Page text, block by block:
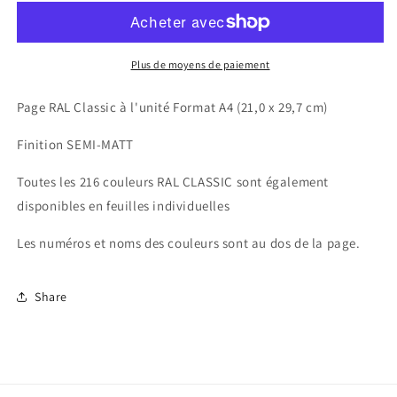
à
A4
page
à
l&#39;unité
A4
Plus de moyens de paiement
Page RAL Classic à l'unité Format A4 (21,0 x 29,7 cm)
Finition SEMI-MATT
Toutes les 216 couleurs RAL CLASSIC sont également
disponibles en feuilles individuelles
Les numéros et noms des couleurs sont au dos de la page.
Share